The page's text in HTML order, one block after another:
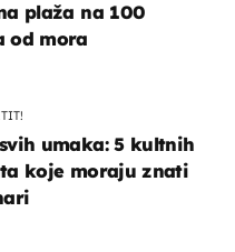
plaža na 100
od mora
umaka: 5 kultnih
koje moraju znati